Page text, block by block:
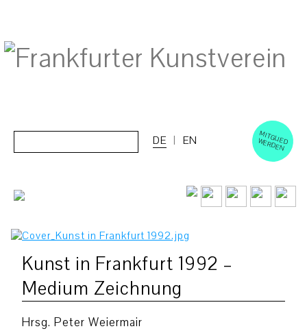
M
ITGLIED W
ERD
EN
DE EN
Kunst in Frankfurt 1992 –
Medium Zeichnung
Hrsg. Peter Weiermair